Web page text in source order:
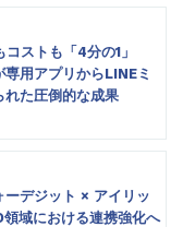
ストも「4分の1」
用アプリからLINEミ
れた圧倒的な成果
ーデジット × アイリッ
域における連携強化へ